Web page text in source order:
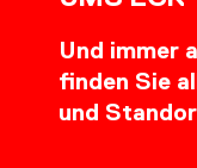
Und immer
finden Sie
und